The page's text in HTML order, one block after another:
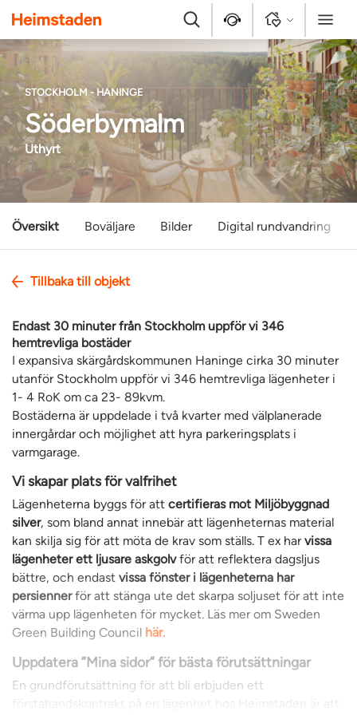
Heimstaden
Sök Kontakt Logga in Meny
STOCKHOLM - HANINGE
Söderbymalm
Uthyrt
Översikt Boväljare Bilder Digital rundvandring
Tillbaka till objekt
Endast 30 minuter från Stockholm uppför vi 346
hemtrevliga bostäder
I expansiva skärgårdskommunen Haninge cirka 30 minuter
utanför Stockholm uppför vi 346 hemtrevliga lägenheter i
1- 4 RoK om ca 23- 89kvm.
Bostäderna är uppdelade i två kvarter med välplanerade
innergårdar och möjlighet att hyra parkeringsplats i
varmgarage.
Vi skapar plats för valfrihet
Lägenheterna byggs för attcertifieras mot Miljöbyggnad
silver, som bland annat innebär att lägenheternas material
kan skilja sig för att möta de krav som ställs. T ex harvissa
lägenheter ett ljusare askgolvför att reflektera dagsljus
bättre, och endastvissa fönster i lägenheterna har
persiennerför att stänga ute det skarpa soljuset för att inte
värma upp lägenheten för mycket. Läs mer om Sweden
Green Building Council här.
Uppdatera ”Mina sidor” för bästa förutsättningar
En grundförutsättning för att bli erbjuden ett